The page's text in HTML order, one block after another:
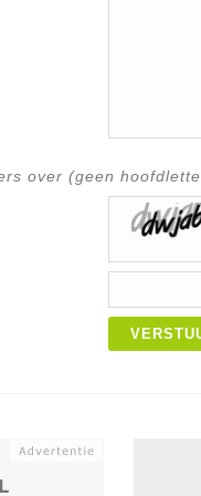
over (geen